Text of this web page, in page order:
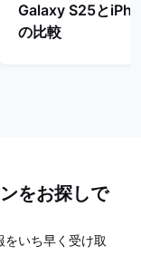
Galaxy S25と
の比較
をお探しで
いち早く受け取